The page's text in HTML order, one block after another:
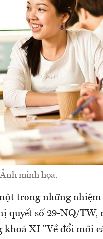
Ảnh minh họa.
trong những
quyết số 29-NQ/TW,
khoá XI "Về đổi mới